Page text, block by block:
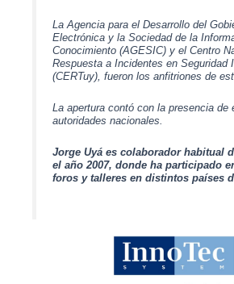
La Agencia para el Desarrollo del
Electrónica y la Sociedad de la
Conocimiento (AGESIC) y el Centro
Respuesta a Incidentes en Seguridad
(CERTuy), fueron los anfitriones de
La apertura contó con la presencia de
autoridades nacionales.
Jorge Uyá es colaborador habitual
el año 2007, donde ha participado
foros y talleres en distintos países